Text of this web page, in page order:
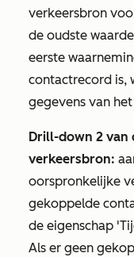
verkeersbron
de oudste
eerste
contactrecord is,
gegevens van
Drill-down 2
verkeersbron:
oorspronkelijke
gekoppelde
de eigenschap
Als er geen